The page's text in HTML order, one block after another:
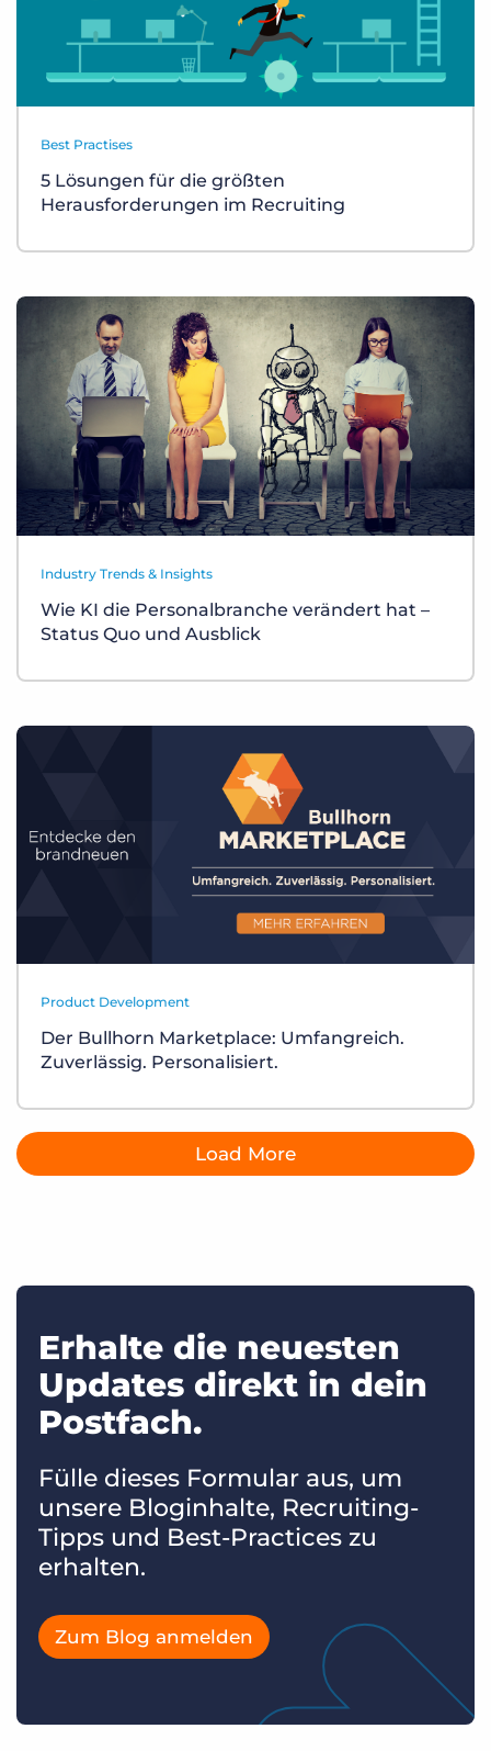
Best Practises
5 Lösungen für die größten
Herausforderungen im Recruiting
Industry Trends & Insights
Wie KI die Personalbranche verändert hat –
Status Quo und Ausblick
Product Development
Der Bullhorn Marketplace: Umfangreich.
Zuverlässig. Personalisiert.
Load More
Erhalte die neuesten
Updates direkt in dein
Postfach.
Fülle dieses Formular aus, um
unsere Bloginhalte, Recruiting-
Tipps und Best-Practices zu
erhalten.
Zum Blog anmelden